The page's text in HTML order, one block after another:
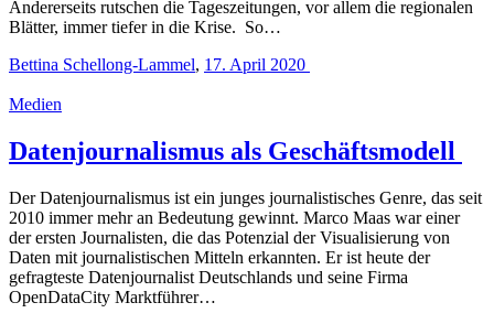
Andererseits rutschen die Tageszeitungen, vor allem die regionalen
Blätter, immer tiefer in die Krise. So…
Bettina Schellong-Lammel, 17. April 2020
Medien
Datenjournalismus als Geschäftsmodell
Der Datenjournalismus ist ein junges journalistisches Genre, das seit
2010 immer mehr an Bedeutung gewinnt. Marco Maas war einer
der ersten Journalisten, die das Potenzial der Visualisierung von
Daten mit journalistischen Mitteln erkannten. Er ist heute der
gefragteste Datenjournalist Deutschlands und seine Firma
OpenDataCity Marktführer…